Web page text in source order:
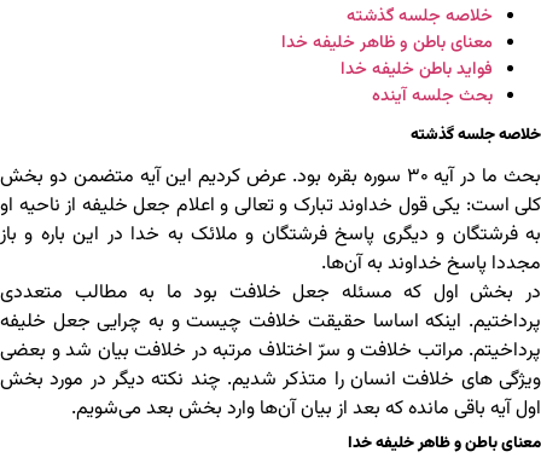
خلاصه جلسه گذشته
معنای باطن و ظاهر خلیفه خدا
فواید باطن خلیفه خدا
بحث جلسه آینده
خلاصه جلسه گذشته
بحث ما در آیه ۳۰ سوره بقره بود. عرض کردیم این آیه متضمن دو بخش
کلی است: یکی قول خداوند تبارک و تعالی و اعلام جعل خلیفه از ناحیه او
به فرشتگان و دیگری پاسخ فرشتگان و ملائک به خدا در این باره و باز
مجددا پاسخ خداوند به آن‌ها.
در بخش اول که مسئله جعل خلافت بود ما به مطالب متعددی
پرداختیم. اینکه اساسا حقیقت خلافت چیست و به چرایی جعل خلیفه
پرداخیتم. مراتب خلافت و سرّ اختلاف مرتبه در خلافت بیان شد و بعضی
ویژگی های خلافت انسان را متذکر شدیم. چند نکته دیگر در مورد بخش
اول آیه باقی مانده که بعد از بیان آن‌ها وارد بخش بعد می‌شویم.
معنای باطن و ظاهر خلیفه خدا